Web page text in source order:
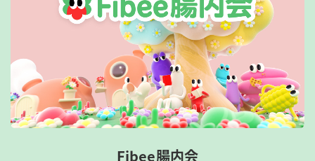
Fibee腸内会